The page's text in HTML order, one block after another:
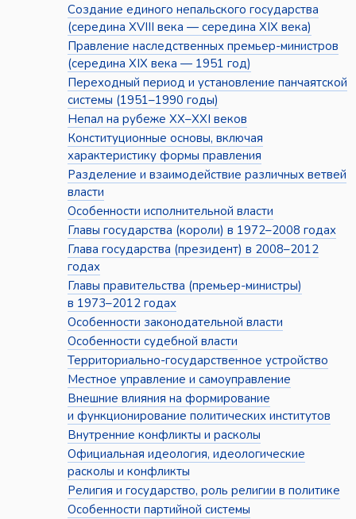
Создание единого непальского государства
(середина XVIII века — середина XIX века)
Правление наследственных премьер-министров
(середина XIX века — 1951 год)
Переходный период и установление панчаятской
системы (1951–1990 годы)
Непал на рубеже XX–XXI веков
Конституционные основы, включая
характеристику формы правления
Разделение и взаимодействие различных ветвей
власти
Особенности исполнительной власти
Главы государства (короли) в 1972–2008 годах
Глава государства (президент) в 2008–2012
годах
Главы правительства (премьер-министры)
в 1973–2012 годах
Особенности законодательной власти
Особенности судебной власти
Территориально-государственное устройство
Местное управление и самоуправление
Внешние влияния на формирование
и функционирование политических институтов
Внутренние конфликты и расколы
Официальная идеология, идеологические
расколы и конфликты
Религия и государство, роль религии в политике
Особенности партийной системы